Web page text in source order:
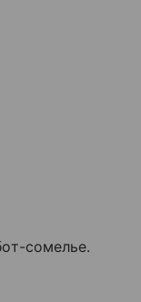
сомелье.